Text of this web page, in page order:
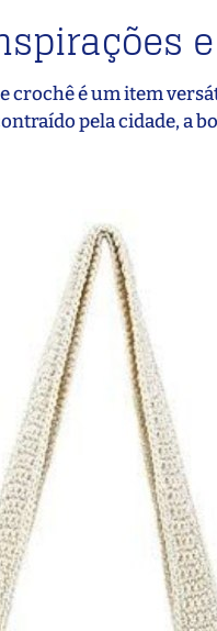
crochê é um item
pela cidade, a